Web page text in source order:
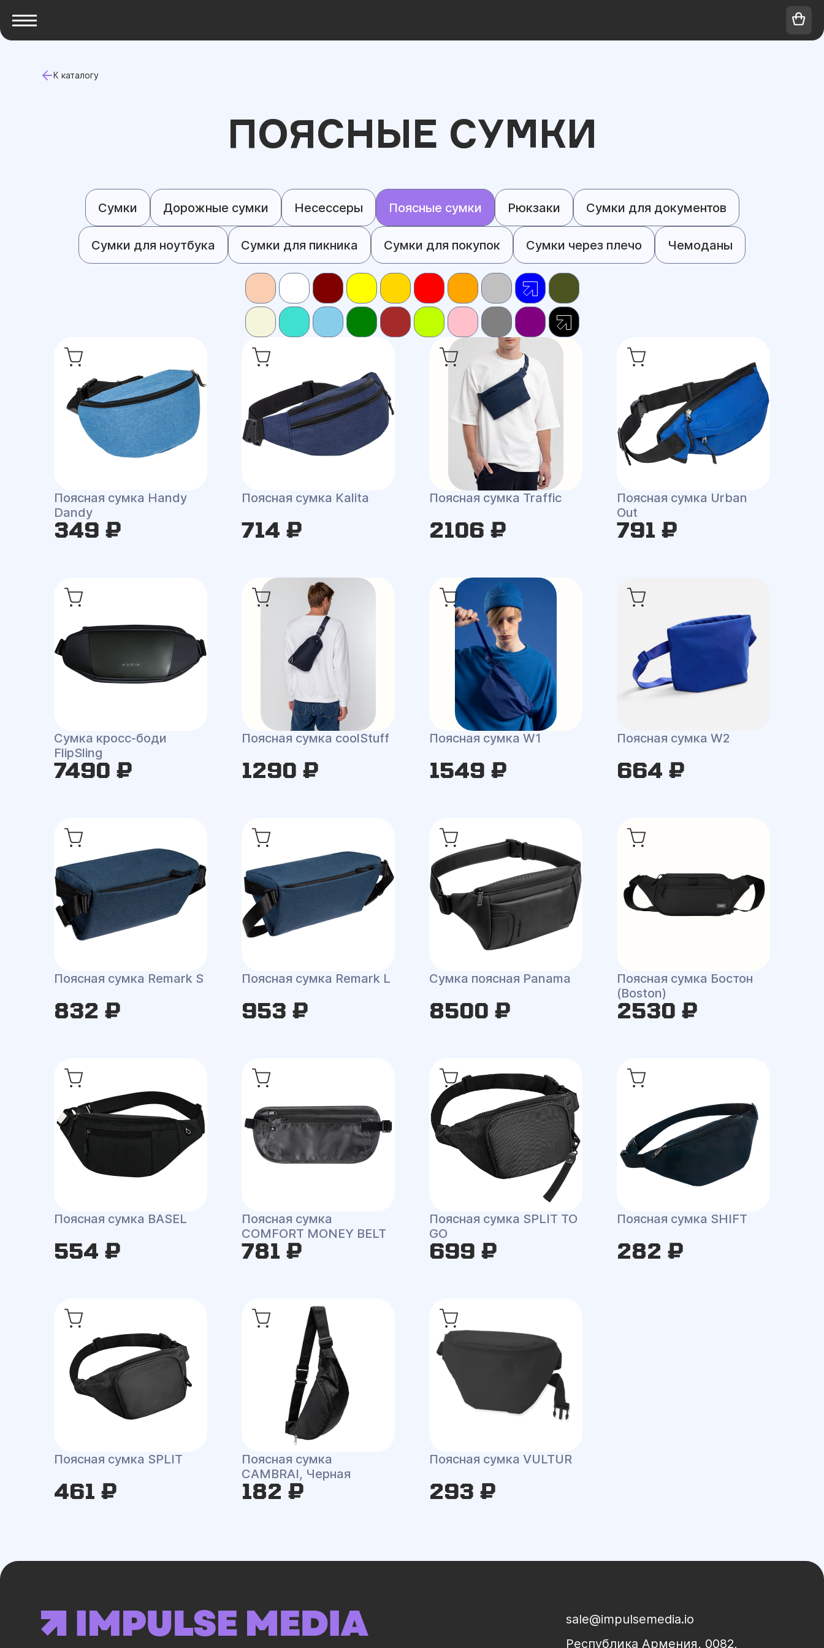
К каталогу
ПОЯСНЫЕ СУМКИ
Сумки Дорожные сумки Несессеры Поясные сумки Рюкзаки Сумки для документов
Сумки для ноутбука Сумки для пикника Сумки для покупок Сумки через плечо Чемоданы
Поясная сумка Handy
Dandy
349 ₽
Поясная сумка Kalita
714 ₽
Поясная сумка Traffic
2106 ₽
Поясная сумка Urban
Out
791 ₽
Сумка кросс-боди
FlipSling
7490 ₽
Поясная сумка coolStuff
1290 ₽
Поясная сумка W1
1549 ₽
Поясная сумка W2
664 ₽
Поясная сумка Remark S
832 ₽
Поясная сумка Remark L
953 ₽
Сумка поясная Panama
8500 ₽
Поясная сумка Бостон
(Boston)
2530 ₽
Поясная сумка BASEL
554 ₽
Поясная сумка
COMFORT MONEY BELT
781 ₽
Поясная сумка SPLIT TO
GO
699 ₽
Поясная сумка SHIFT
282 ₽
Поясная сумка SPLIT
461 ₽
Поясная сумка
CAMBRAI, Черная
182 ₽
Поясная сумка VULTUR
293 ₽
sale@impulsemedia.io
Республика Армения, 0082,